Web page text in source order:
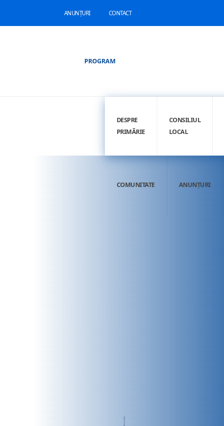
ANUNȚURI CONTACT
PROGRAM
DESPRE
PRIMĂRIE
CONSILIUL
LOCAL
COMUNITATE ANUNȚURI